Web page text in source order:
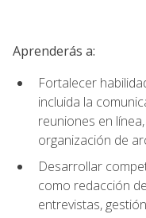
Aprenderás a:
Fortalecer
incluida la
reuniones en
organización de
Desarrollar
como redacción
entrevistas,